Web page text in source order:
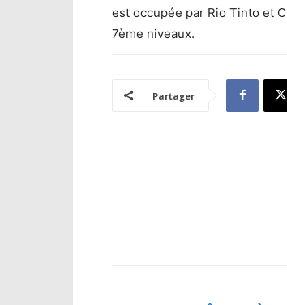
est occupée par Rio Tinto et
7ème niveaux.
Partager